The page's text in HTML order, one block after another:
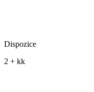
Dispozice
2 + kk